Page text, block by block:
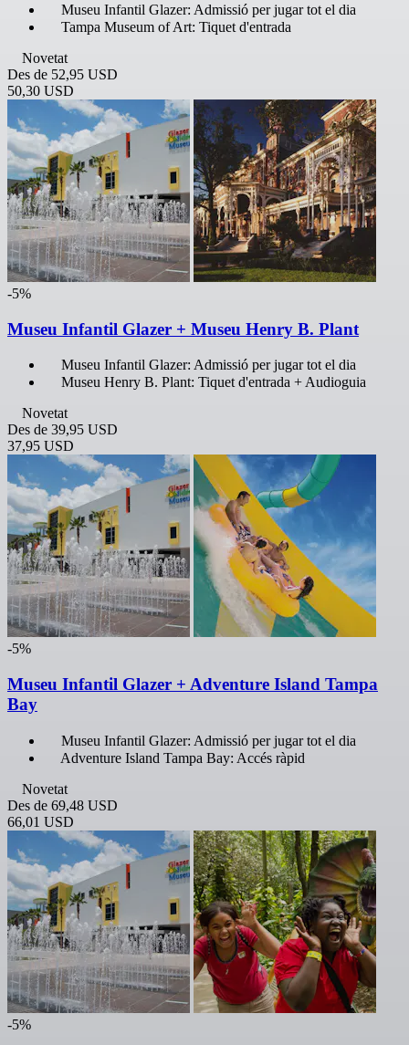
Museu Infantil Glazer: Admissió per jugar tot el dia
Tampa Museum of Art: Tiquet d'entrada
Novetat
Des de 52,95 USD
50,30 USD
-5%
Museu Infantil Glazer + Museu Henry B. Plant
Museu Infantil Glazer: Admissió per jugar tot el dia
Museu Henry B. Plant: Tiquet d'entrada + Audioguia
Novetat
Des de 39,95 USD
37,95 USD
-5%
Museu Infantil Glazer + Adventure Island Tampa
Bay
Museu Infantil Glazer: Admissió per jugar tot el dia
Adventure Island Tampa Bay: Accés ràpid
Novetat
Des de 69,48 USD
66,01 USD
-5%